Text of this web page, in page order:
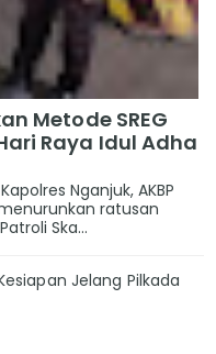
Metode SREG
Raya Idul Adha
Kapolres Nganjuk, AKBP
menurunkan ratusan
Ska...
Jelang Pilkada